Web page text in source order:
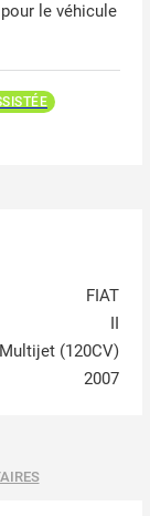
le véhicule
FIAT
II
(120CV)
2007